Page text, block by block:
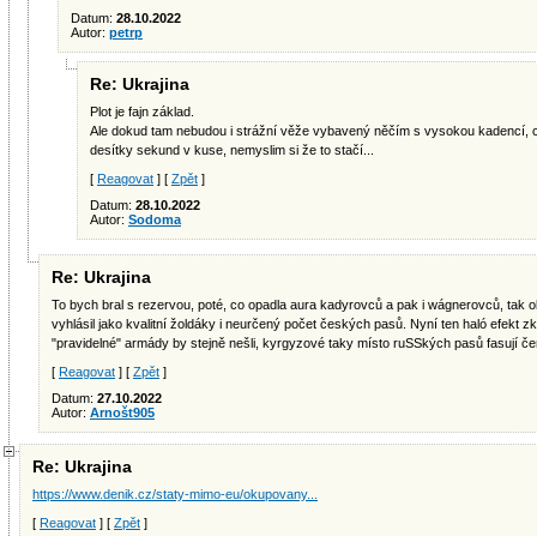
Datum: 28.10.2022
Autor: petrp
Re: Ukrajina
Plot je fajn základ.
Ale dokud tam nebudou i strážní věže vybavený něčím s vysokou kadencí,
desítky sekund v kuse, nemyslim si že to stačí...
[ Reagovat ] [ Zpět ]
Datum: 28.10.2022
Autor: Sodoma
Re: Ukrajina
To bych bral s rezervou, poté, co opadla aura kadyrovců a pak i wágnerovců, tak
vyhlásil jako kvalitní žoldáky i neurčený počet českých pasů. Nyní ten haló efekt
"pravidelné" armády by stejně nešli, kyrgyzové taky místo ruSSkých pasů fasují
[ Reagovat ] [ Zpět ]
Datum: 27.10.2022
Autor: Arnošt905
Re: Ukrajina
https://www.denik.cz/staty-mimo-eu/okupovany...
[ Reagovat ] [ Zpět ]